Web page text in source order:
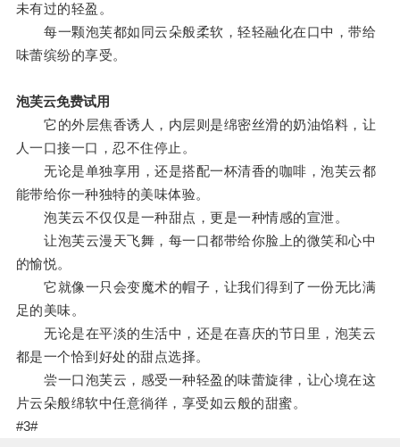
未有过的轻盈。
每一颗泡芙都如同云朵般柔软，轻轻融化在口中，带给
味蕾缤纷的享受。
泡芙云免费试用
它的外层焦香诱人，内层则是绵密丝滑的奶油馅料，让
人一口接一口，忍不住停止。
无论是单独享用，还是搭配一杯清香的咖啡，泡芙云都
能带给你一种独特的美味体验。
泡芙云不仅仅是一种甜点，更是一种情感的宣泄。
让泡芙云漫天飞舞，每一口都带给你脸上的微笑和心中
的愉悦。
它就像一只会变魔术的帽子，让我们得到了一份无比满
足的美味。
无论是在平淡的生活中，还是在喜庆的节日里，泡芙云
都是一个恰到好处的甜点选择。
尝一口泡芙云，感受一种轻盈的味蕾旋律，让心境在这
片云朵般绵软中任意徜徉，享受如云般的甜蜜。
#3#